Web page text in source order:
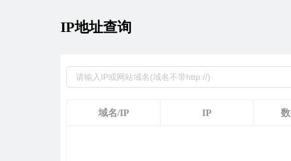
IP地址查询
域名/IP IP